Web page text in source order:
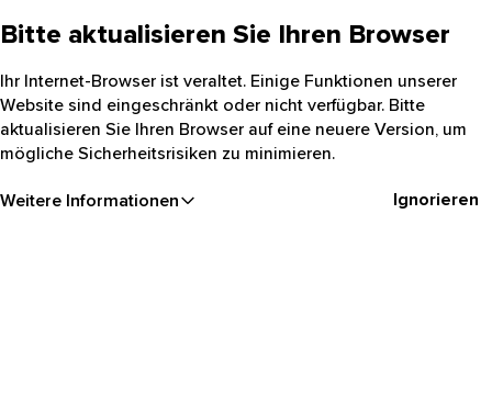
Bitte aktualisieren Sie Ihren Browser
Ihr Internet-Browser ist veraltet. Einige Funktionen unserer
Website sind eingeschränkt oder nicht verfügbar. Bitte
aktualisieren Sie Ihren Browser auf eine neuere Version, um
mögliche Sicherheitsrisiken zu minimieren.
Weitere Informationen Ignorieren